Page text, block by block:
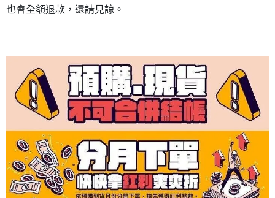
也會全額退款，還請見諒。